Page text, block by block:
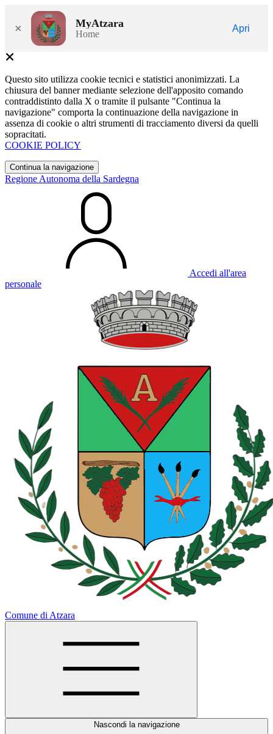
× MyAtzara
Home
Apri
Questo sito utilizza cookie tecnici e statistici anonimizzati. La
chiusura del banner mediante selezione dell'apposito comando
contraddistinto dalla X o tramite il pulsante "Continua la
navigazione" comporta la continuazione della navigazione in
assenza di cookie o altri strumenti di tracciamento diversi da quelli
sopracitati.
COOKIE POLICY
Continua la navigazione
Regione Autonoma della Sardegna
Accedi all'area
personale
Comune di Atzara
Nascondi la navigazione